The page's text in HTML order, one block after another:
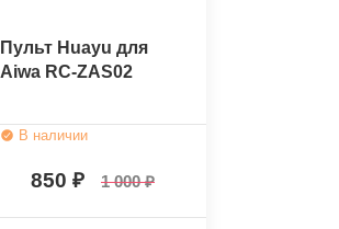
Пульт Huayu для
Aiwa RC-ZAS02
В наличии
850 1 000